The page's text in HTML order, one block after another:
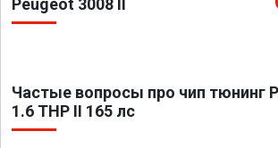
Peugeot 3008 II
Частые вопросы про чип тюнинг
1.6 THP II 165 лс